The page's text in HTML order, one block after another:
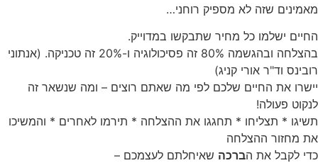
מאמינים שזה לא מספיק רוחני…
החיים ישלמו כל מחיר שתבקשו במדוייק.
בהצלחה ובהגשמה 80% זה פסיכולוגיה ו-20% זה טכניקה. (אנתוני
רובינס וד"ר אורי קניג)
יישרו את החיים שלכם לפי מה שאתם רוצים – ומה שנשאר זה
לנקוט פעולה!
תשיגו * תצליחו * תחגגו את ההצלחה * תירמו לאחרים * והמשיכו
את מחזור ההצלחה
כדי לקבל את הברכה שאיחלתם לעצמכם –